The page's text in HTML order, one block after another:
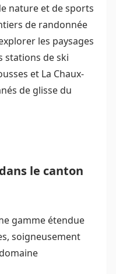
nature et de sports
de randonnée
les paysages
stations de ski
et La Chaux-
de glisse du
le canton
gamme étendue
soigneusement